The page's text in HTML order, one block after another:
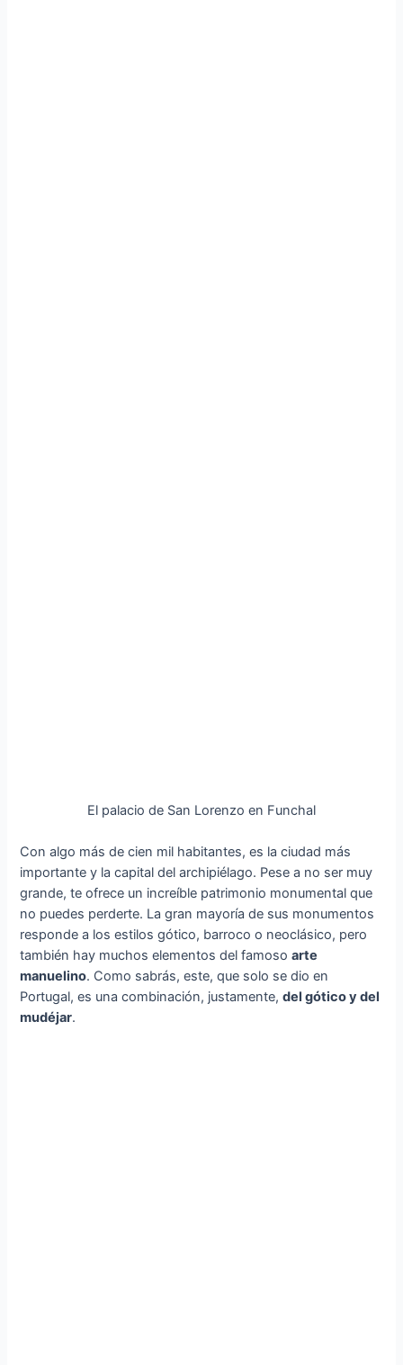
El palacio de San Lorenzo en Funchal
Con algo más de cien mil habitantes, es la ciudad más
importante y la capital del archipiélago. Pese a no ser muy
grande, te ofrece un increíble patrimonio monumental que
no puedes perderte. La gran mayoría de sus monumentos
responde a los estilos gótico, barroco o neoclásico, pero
también hay muchos elementos del famosoarte
manuelino. Como sabrás, este, que solo se dio en
Portugal, es una combinación, justamente,del gótico y del
mudéjar.